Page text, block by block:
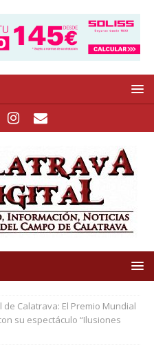
de Calatrava: El Premio Mundial
su espectáculo “Ilusiones